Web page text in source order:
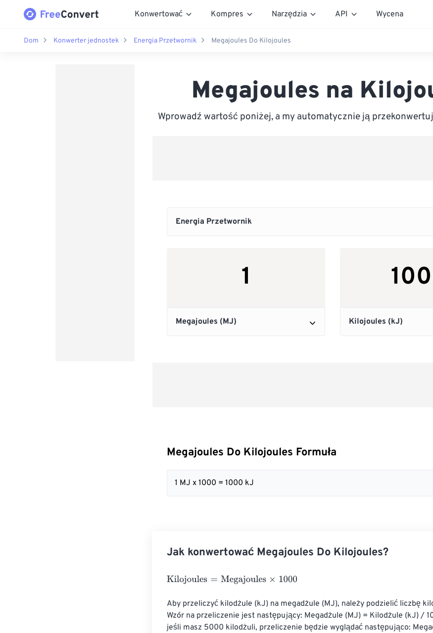
Konwertować Kompres Narzędzia API Wycena
Dom Konwerter jednostek Energia Przetwornik Megajoules Do Kilojoules
Megajoules na
Wprowadź wartość poniżej, a my automatycznie ją
Megajoules Do Kilojoules Formuła
1 MJ x 1000 = 1000 kJ
Jak konwertować Megajoules Do Kilojoules?
Kilojoules=Megajoules×1000
Aby przeliczyć kilodżule (kJ) na megadżule (MJ), należy podzielić liczbę
Wzór na przeliczenie jest następujący: Megadżule (MJ) = Kilodżule (kJ) /
jeśli masz 5000 kilodżuli, przeliczenie będzie wyglądać następująco: